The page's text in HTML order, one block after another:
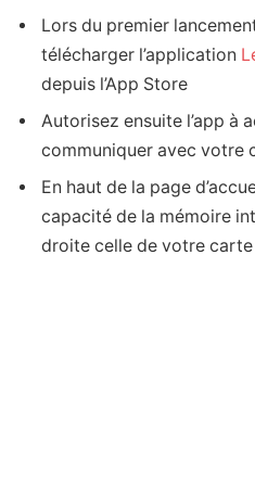
Lors du premier
télécharger l’application
depuis l’App Store
Autorisez ensuite l’app à
communiquer avec votre
En haut de la page
capacité de la mémoire
droite celle de votre carte